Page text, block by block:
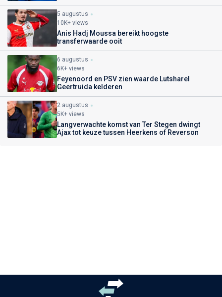
5 augustus
10K+ views
Anis Hadj Moussa bereikt hoogste
transferwaarde ooit
6 augustus
6K+ views
Feyenoord en PSV zien waarde Lutsharel
Geertruida kelderen
2 augustus
5K+ views
Langverwachte komst van Ter Stegen dwingt
Ajax tot keuze tussen Heerkens of Reverson